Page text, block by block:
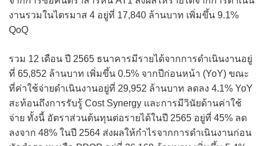
งานรวมในไตรมาส 4 อยู่ที่ 17,840 ล้านบาท เพิ่มขึ้น 9.1%
QoQ
รวม 12 เดือน ปี 2565 ธนาคารมีรายได้จากการดำเนินงานอยู่
ที่ 65,852 ล้านบาท เพิ่มขึ้น 0.5% จากปีก่อนหน้า (YoY) ขณะ
ที่ค่าใช้จ่ายดำเนินงานอยู่ที่ 29,952 ล้านบาท ลดลง 4.1% YoY
สะท้อนถึงการรับรู้ Cost Synergy และการมีวินัยด้านค่าใช้
จ่าย ทั้งนี้ อัตราส่วนต้นทุนต่อรายได้ในปี 2565 อยู่ที่ 45% ลด
ลงจาก 48% ในปี 2564 ส่งผลให้กำไรจากการดำเนินงานก่อน